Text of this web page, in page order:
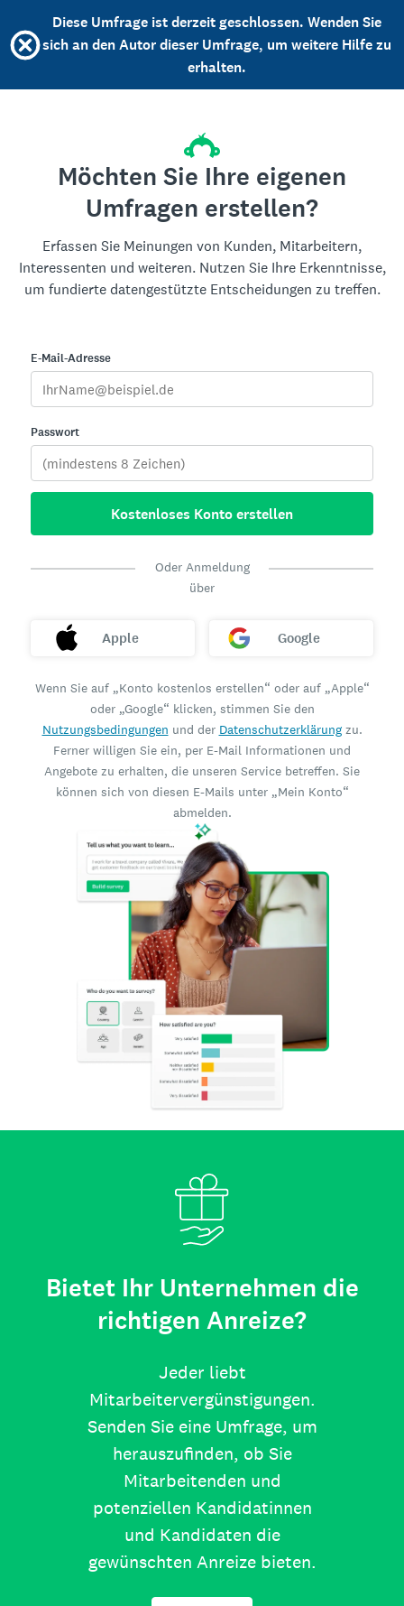
Diese Umfrage ist derzeit geschlossen. Wenden Sie
sich an den Autor dieser Umfrage, um weitere Hilfe zu
erhalten.
Möchten Sie Ihre eigenen
Umfragen erstellen?
Erfassen Sie Meinungen von Kunden, Mitarbeitern,
Interessenten und weiteren. Nutzen Sie Ihre Erkenntnisse,
um fundierte datengestützte Entscheidungen zu treffen.
E-Mail-Adresse
Passwort
Kostenloses Konto erstellen
Oder Anmeldung
über
Apple Google
Wenn Sie auf „Konto kostenlos erstellen“ oder auf „Apple“
oder „Google“ klicken, stimmen Sie den
Nutzungsbedingungen und der Datenschutzerklärungzu.
Ferner willigen Sie ein, per E-Mail Informationen und
Angebote zu erhalten, die unseren Service betreffen. Sie
können sich von diesen E-Mails unter „Mein Konto“
abmelden.
Bietet Ihr Unternehmen die
richtigen Anreize?
Jeder liebt
Mitarbeitervergünstigungen.
Senden Sie eine Umfrage, um
herauszufinden, ob Sie
Mitarbeitenden und
potenziellen Kandidatinnen
und Kandidaten die
gewünschten Anreize bieten.